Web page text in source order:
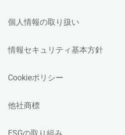
個人情報の取り扱い
情報セキュリティ基本方針
Cookieポリシー
他社商標